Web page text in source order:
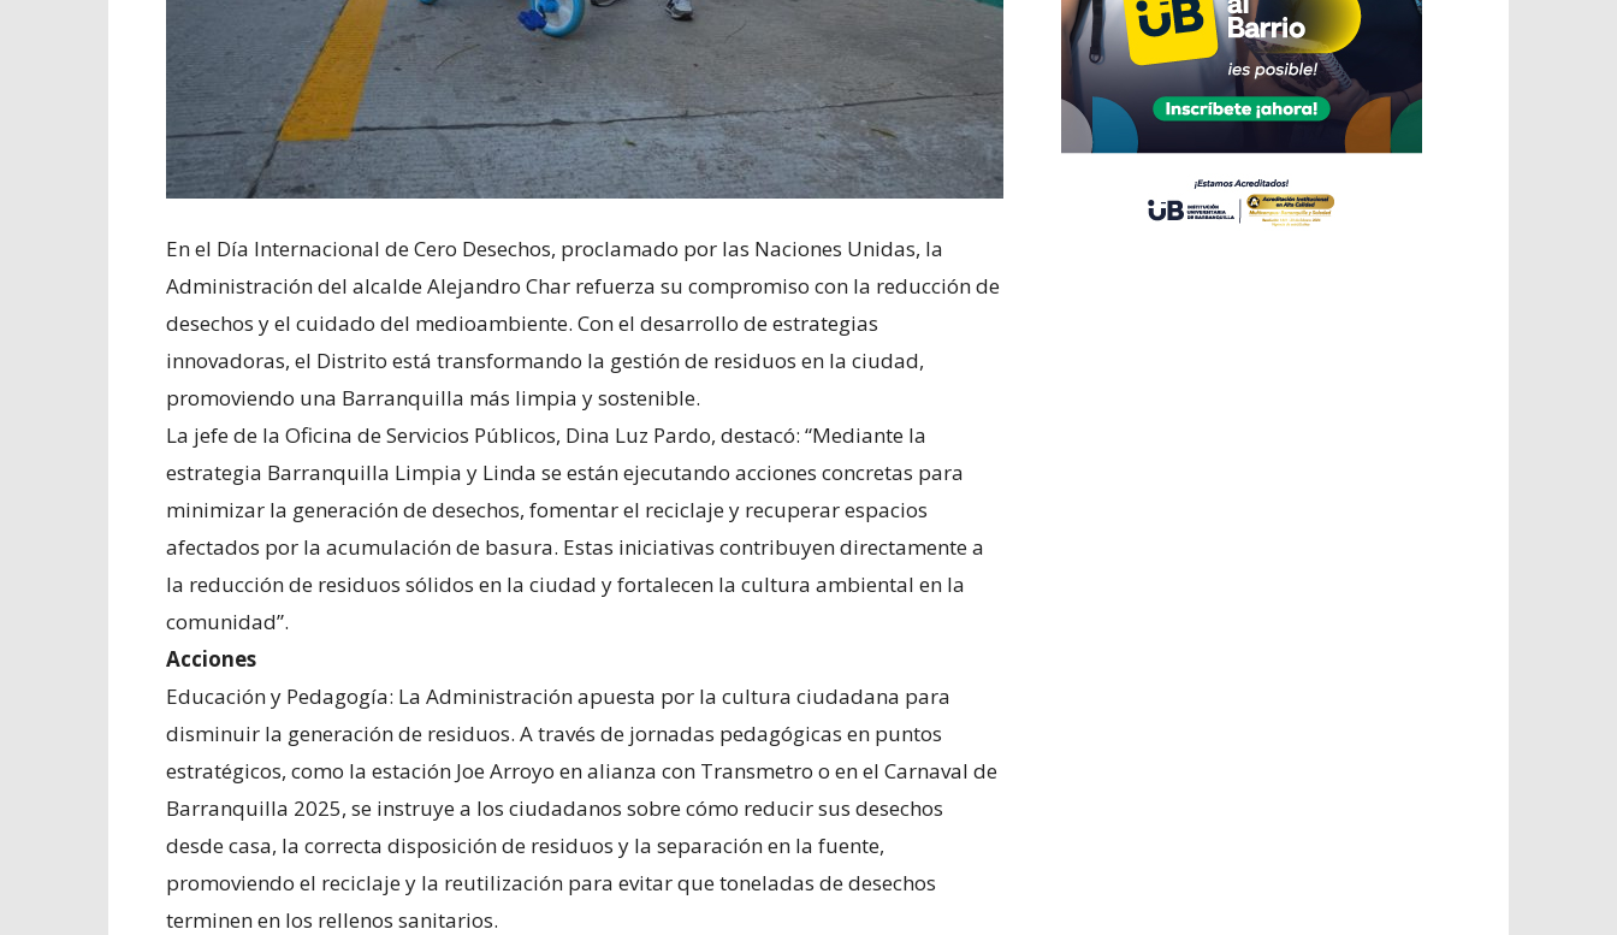
En el Día Internacional de Cero Desechos, proclamado por las Naciones Unidas, la
Administración del alcalde Alejandro Char refuerza su compromiso con la reducción de
desechos y el cuidado del medioambiente. Con el desarrollo de estrategias
innovadoras, el Distrito está transformando la gestión de residuos en la ciudad,
promoviendo una Barranquilla más limpia y sostenible.
La jefe de la Oficina de Servicios Públicos, Dina Luz Pardo, destacó: “Mediante la
estrategia Barranquilla Limpia y Linda se están ejecutando acciones concretas para
minimizar la generación de desechos, fomentar el reciclaje y recuperar espacios
afectados por la acumulación de basura. Estas iniciativas contribuyen directamente a
la reducción de residuos sólidos en la ciudad y fortalecen la cultura ambiental en la
comunidad”.
Acciones
Educación y Pedagogía: La Administración apuesta por la cultura ciudadana para
disminuir la generación de residuos. A través de jornadas pedagógicas en puntos
estratégicos, como la estación Joe Arroyo en alianza con Transmetro o en el Carnaval de
Barranquilla 2025, se instruye a los ciudadanos sobre cómo reducir sus desechos
desde casa, la correcta disposición de residuos y la separación en la fuente,
promoviendo el reciclaje y la reutilización para evitar que toneladas de desechos
terminen en los rellenos sanitarios.